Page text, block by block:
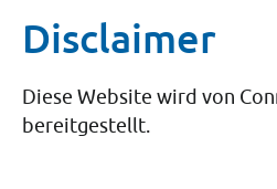
Disclaimer
Diese Website wird von
bereitgestellt.